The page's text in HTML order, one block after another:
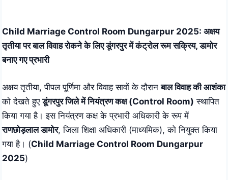
content
Child Marriage Control Room Dungarpur 2025: अक्षय
तृतीया पर बाल विवाह रोकने के लिए डूंगरपुर में कंट्रोल रूम सक्रिय, डामोर
बनाए गए प्रभारी
अक्षय तृतीया, पीपल पूर्णिमा और विवाह सावों के दौरानबाल विवाह की आशंका
को देखते हुएडूंगरपुर जिले में नियंत्रण कक्ष (Control Room) स्थापित
किया गया है। इस नियंत्रण कक्ष के प्रभारी अधिकारी के रूप में
राणछोड़लाल डामोर, जिला शिक्षा अधिकारी (माध्यमिक), को नियुक्त किया
गया है। (Child Marriage Control Room Dungarpur
2025)